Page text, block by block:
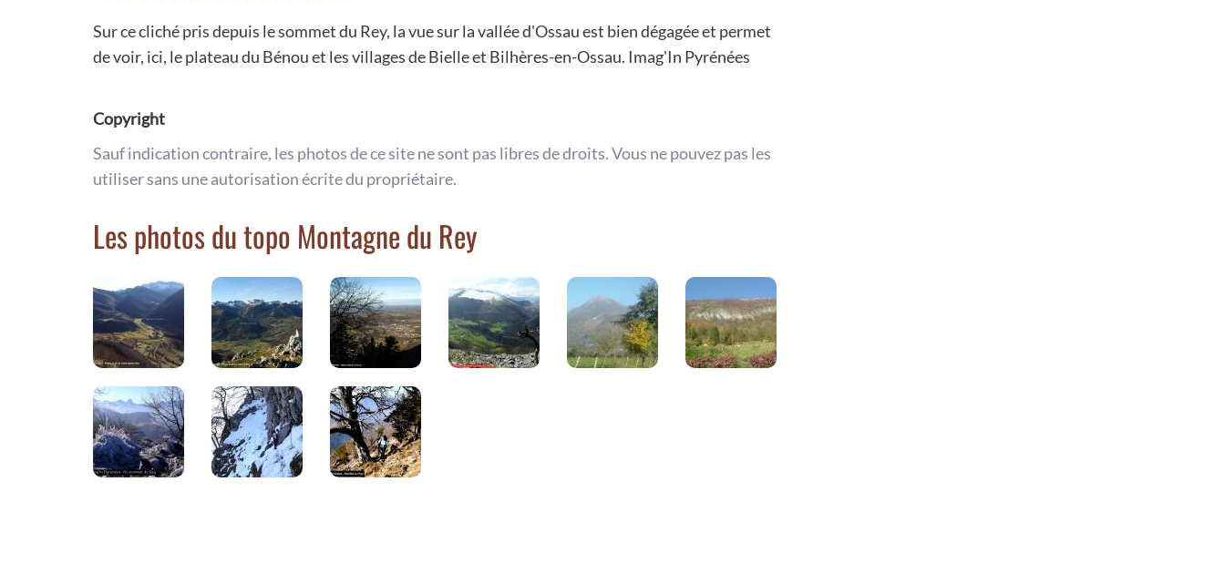
Sur ce cliché pris depuis le sommet du Rey, la vue sur la vallée d'Ossau est bien dégagée et permet
de voir, ici, le plateau du Bénou et les villages de Bielle et Bilhères-en-Ossau. Imag'In Pyrénées
Copyright
Sauf indication contraire, les photos de ce site ne sont pas libres de droits. Vous ne pouvez pas les
utiliser sans une autorisation écrite du propriétaire.
Les photos du topo Montagne du Rey